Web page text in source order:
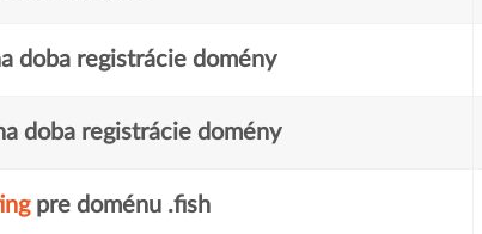
doba registrácie domény
doba registrácie domény
pre doménu .fish